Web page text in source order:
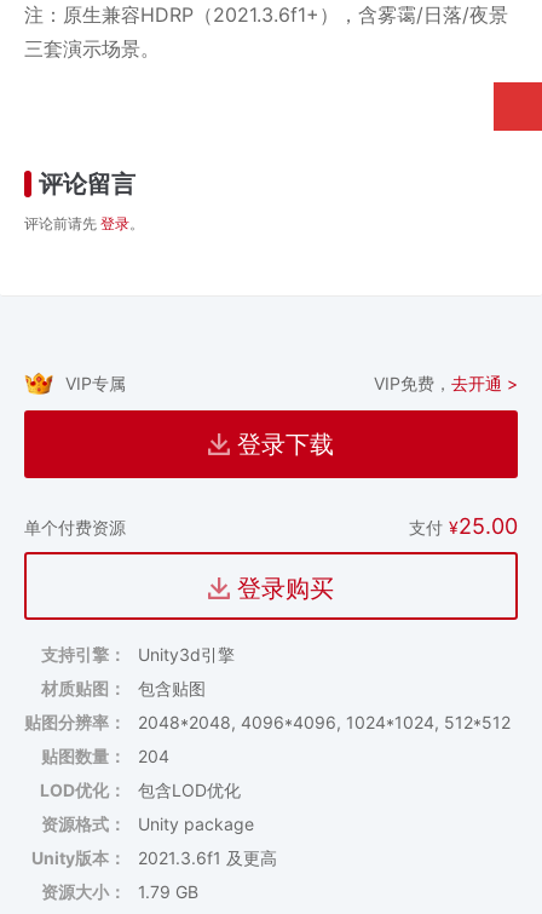
注：原生兼容HDRP（2021.3.6f1+），含雾霭/日落/夜景
三套演示场景。
评论留言
评论前请先 登录。
VIP专属 VIP免费， 去开通 >
登录下载
单个付费资源 支付 ¥25.00
登录购买
支持引擎：
Unity3d引擎
材质贴图：
包含贴图
贴图分辨率：
2048*2048, 4096*4096, 1024*1024, 512*512
贴图数量：
204
LOD优化：
包含LOD优化
资源格式：
Unity package
Unity版本：
2021.3.6f1 及更高
资源大小：
1.79 GB